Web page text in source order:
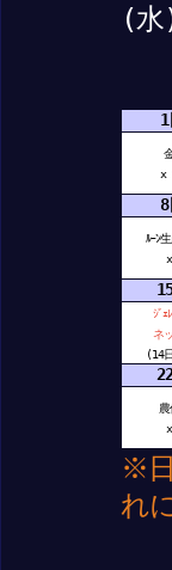
(
1
x
8
ﾙｰﾝ
ｼﾞｪ
ネ
(14
※
れ